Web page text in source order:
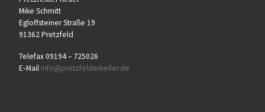
Mike Schmitt
Egloff­stei­ner Stra­ße 19
91362 Pretzfeld
Tele­fax 09194 – 725026
E‑Mail info@​pretzfelderkeller.​de